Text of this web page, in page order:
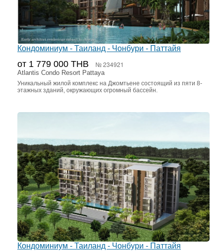
Кондоминиум - Таиланд - Чонбури - Паттайя
от 1 779 000 THB № 234921
Atlantis Condo Resort Pattaya
Уникальный жилой комплекс на Джомтьене состоящий из пяти 8-
этажных зданий, окружающих огромный бассейн.
Кондоминиум - Таиланд - Чонбури - Паттайя